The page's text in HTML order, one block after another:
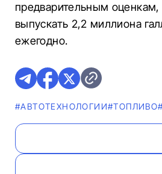
предварительным
выпускать 2,2 миллиона
ежегодно.
#АВТОТЕХНОЛОГИИ#ТОПЛИВО